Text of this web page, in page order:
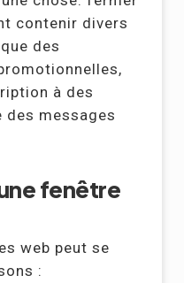
contenir divers
des
à des
des messages
fenêtre
web peut se
: